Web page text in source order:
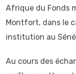
Afrique du Fonds
Montfort, dans le
institution au
Au cours des